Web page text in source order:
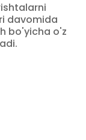
davomida
bo'yicha o'z